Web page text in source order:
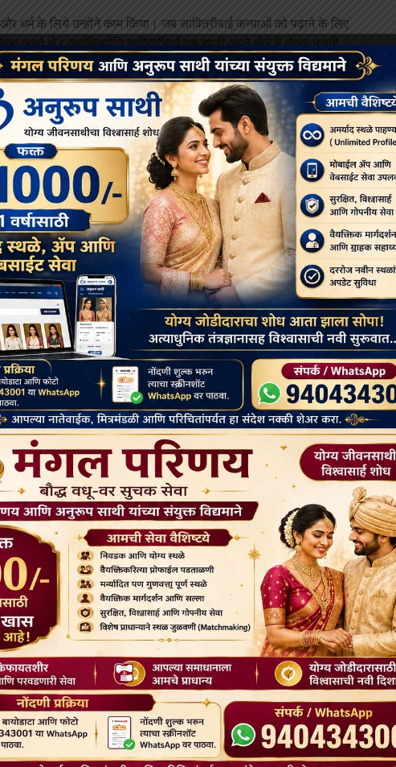
और धर्म के लिये उन्होंने काम किया। जब सावित्रीबाई कन्याओं को पढ़ाने के लिए
करते थे। क्रांतिज्योति सावित्रीबाई एक साड़ी अपने थैले में लेकर चलती
पर चलते रहने की प्रेरणा बहुत अच्छे से देती हैं।
गंदगी फेंक देते थे। आज से 191 साल पहले बालिकाओं के लिये जब स्कूल
की नौ छात्राओं के साथ उन्होंने महिलाओं के लिए एक विद्यालय की
पाँच नये विद्यालय खोलने में सफल हुए। तत्कालीन सरकार ने इन्हे सम्मानित
चलाना कितना मुश्किल रहा होगा, इसकी कल्पना शायद आज भी नहीं की
सावित्रीबाई फुले उस दौर में न सिर्फ खुद पढ़ीं, बल्कि दूसरी
Messenger
Next:
हरदास लक्ष्मण नगराले ‘जय भीम’ के जनक
महत्व, इतिहास और बुद्ध
| Buddhist bharat
सोशल
31वां बौद्ध परिवार मिलन मेला,2026 31st
Buddhist Family Reunion Fair, 2026
January 23, 2026